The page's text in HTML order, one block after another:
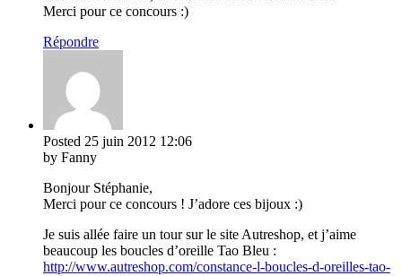
Merci pour ce concours :)
Répondre
Posted 25 juin 2012 12:06
by Fanny
Bonjour Stéphanie,
Merci pour ce concours ! J’adore ces bijoux :)
Je suis allée faire un tour sur le site Autreshop, et j’aime
beaucoup les boucles d’oreille Tao Bleu :
http://www.autreshop.com/constance-l-boucles-d-oreilles-tao-